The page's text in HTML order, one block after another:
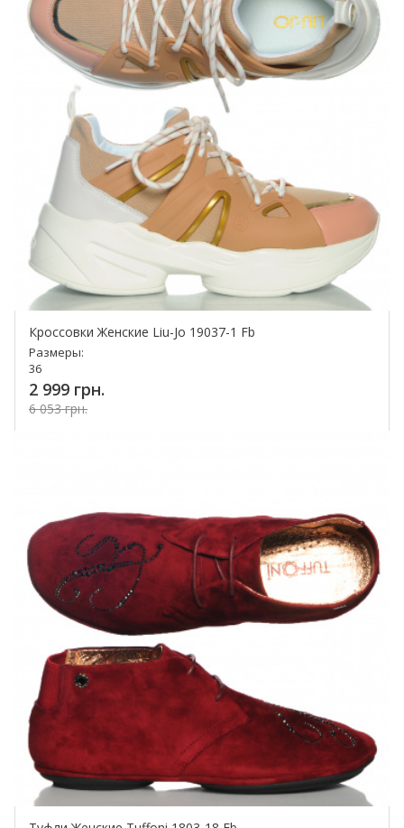
Кроссовки Женские Liu-Jo 19037-1 Fb
Размеры:
36
2 999 грн.
6 053 грн.